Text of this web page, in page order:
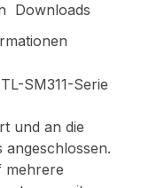
Downloads
SM311-Serie
und an die
angeschlossen.
mehrere